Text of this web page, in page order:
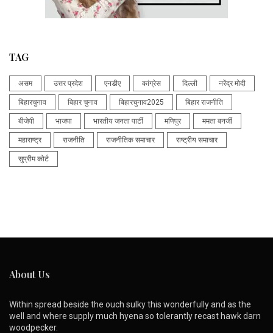
TAG
असम उत्तर प्रदेश एनडीए कांग्रेस दिल्ली नरेंद्र मोदी
बिहारचुनाव बिहार चुनाव बिहारचुनाव2025 बिहार राजनीति
बीजेपी भाजपा भारतीय जनता पार्टी मणिपुर ममता बनर्जी
महाराष्ट्र राजनीति राजनीतिक समाचार राष्ट्रीय समाचार
सुप्रीम कोर्ट
About Us
Within spread beside the ouch sulky this wonderfully and as the
well and where supply much hyena so tolerantly recast hawk darn
woodpecker.